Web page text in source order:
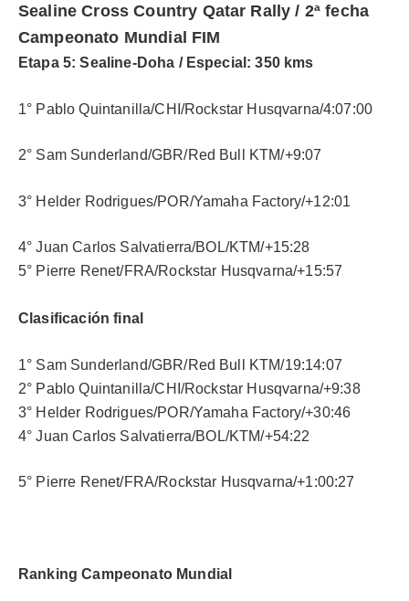
Sealine Cross Country Qatar Rally / 2ª fecha
Campeonato Mundial FIM
Etapa 5: Sealine-Doha / Especial: 350 kms
1° Pablo Quintanilla/CHI/Rockstar Husqvarna/4:07:00
2° Sam Sunderland/GBR/Red Bull KTM/+9:07
3° Helder Rodrigues/POR/Yamaha Factory/+12:01
4° Juan Carlos Salvatierra/BOL/KTM/+15:28
5° Pierre Renet/FRA/Rockstar Husqvarna/+15:57
Clasificación final
1° Sam Sunderland/GBR/Red Bull KTM/19:14:07
2° Pablo Quintanilla/CHI/Rockstar Husqvarna/+9:38
3° Helder Rodrigues/POR/Yamaha Factory/+30:46
4° Juan Carlos Salvatierra/BOL/KTM/+54:22
5° Pierre Renet/FRA/Rockstar Husqvarna/+1:00:27
Ranking Campeonato Mundial